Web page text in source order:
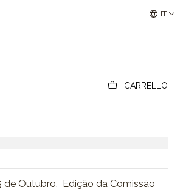
CARRELLO
- Leilões Colecionismo e IT
Âncora
de Outubro, Edição da Comissão